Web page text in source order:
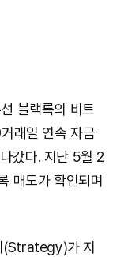
블랙록의 비트
래일 연속 자금
갔다. 지난 5월 2
매도가 확인되며
(Strategy)가 지